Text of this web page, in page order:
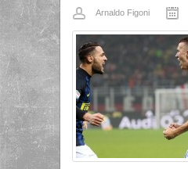
Arnaldo Figoni